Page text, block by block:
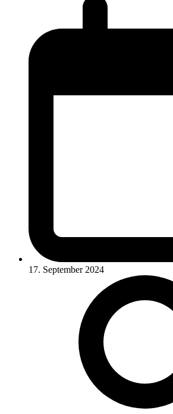
17. September 2024